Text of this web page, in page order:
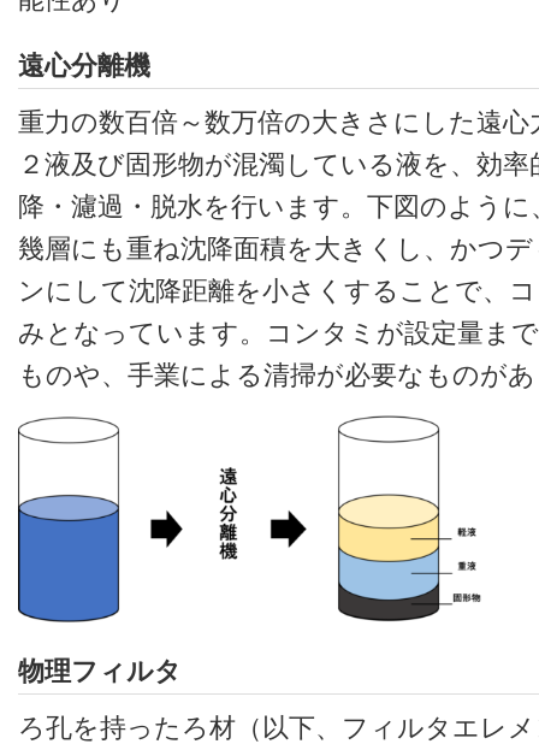
遠心分離機
重力の数百倍～数万倍の大きさにした遠
２液及び固形物が混濁している液を、効
降・濾過・脱水を行います。下図のよう
幾層にも重ね沈降面積を大きくし、かつ
ンにして沈降距離を小さくすることで、
みとなっています。コンタミが設定量ま
ものや、手業による清掃が必要なものが
物理フィルタ
ろ孔を持ったろ材（以下、フィルタエレ